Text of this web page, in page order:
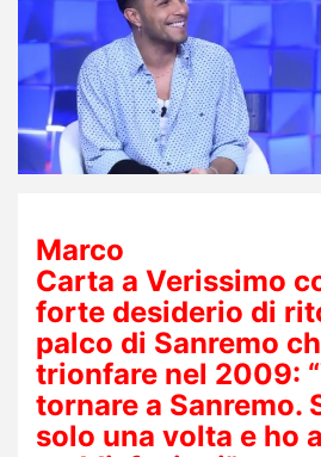
Marco
Carta a Verissimo
forte desiderio di
palco di Sanremo
trionfare nel 2009:
tornare a Sanremo.
solo una volta e ho